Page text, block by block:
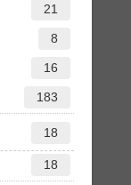
21
8
16
183
18
18